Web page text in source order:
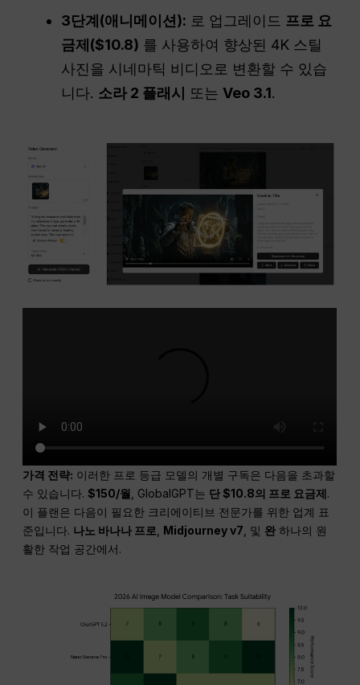
3단계(애니메이션): 로 업그레이드 프로 요
금제($10.8) 를 사용하여 향상된 4K 스틸
사진을 시네마틱 비디오로 변환할 수 있습
니다. 소라 2 플래시 또는Veo 3.1.
가격 전략: 이러한 프로 등급 모델의 개별 구독은 다음을 초과할
수 있습니다.$150/월 , GlobalGPT는 단 $10.8의 프로 요금제.
이 플랜은 다음이 필요한 크리에이티브 전문가를 위한 업계 표
준입니다. 나노 바나나 프로 Midjourney v7 , 및 완 하나의 원
활한 작업 공간에서.